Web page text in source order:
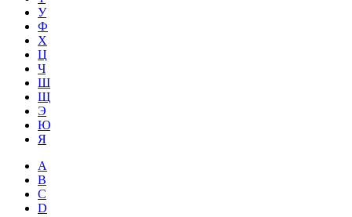
У
Ф
Х
Ц
Ч
Ш
Щ
Э
Ю
Я
A
B
C
D